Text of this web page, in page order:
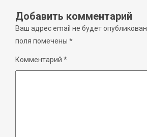
Добавить комментарий
Ваш адрес email не будет опубликован.
поля помечены *
Комментарий *